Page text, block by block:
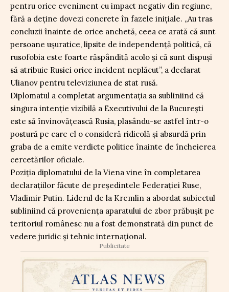
pentru orice eveniment cu impact negativ din regiune,
fără a deține dovezi concrete în fazele inițiale. „Au tras
concluzii înainte de orice anchetă, ceea ce arată că sunt
persoane ușuratice, lipsite de independență politică, că
rusofobia este foarte răspândită acolo și că sunt dispuși
să atribuie Rusiei orice incident neplăcut”, a declarat
Ulianov pentru televiziunea de stat rusă.
Diplomatul a completat argumentația sa subliniind că
singura intenție vizibilă a Executivului de la București
este să învinovățească Rusia, plasându-se astfel într-o
postură pe care el o consideră ridicolă și absurdă prin
graba de a emite verdicte politice înainte de încheierea
cercetărilor oficiale.
Poziția diplomatului de la Viena vine în completarea
declarațiilor făcute de președintele Federației Ruse,
Vladimir Putin. Liderul de la Kremlin a abordat subiectul
subliniind că proveniența aparatului de zbor prăbușit pe
teritoriul românesc nu a fost demonstrată din punct de
vedere juridic și tehnic internațional.
Publicitate